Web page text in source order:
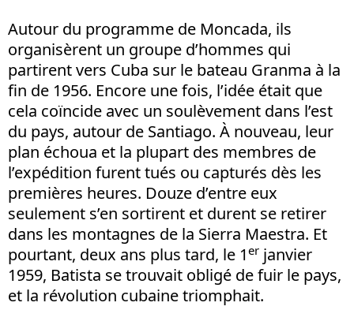
Autour du programme de Moncada, ils
organisèrent un groupe d’hommes qui
partirent vers Cuba sur le bateau Granma à la
fin de 1956. Encore une fois, l’idée était que
cela coïncide avec un soulèvement dans l’est
du pays, autour de Santiago. À nouveau, leur
plan échoua et la plupart des membres de
l’expédition furent tués ou capturés dès les
premières heures. Douze d’entre eux
seulement s’en sortirent et durent se retirer
dans les montagnes de la Sierra Maestra. Et
pourtant, deux ans plus tard, le 1er janvier
1959, Batista se trouvait obligé de fuir le pays,
et la révolution cubaine triomphait.